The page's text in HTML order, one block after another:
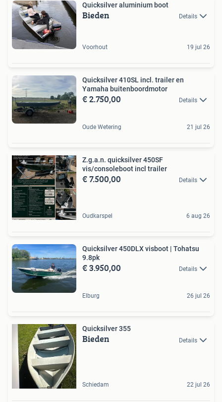
Quicksilver aluminium boot
Bieden Details
Voorhout 19 jul 26
Quicksilver 410SL incl. trailer en
Yamaha buitenboordmotor
€ 2.750,00 Details
Oude Wetering 21 jul 26
Z.g.a.n. quicksilver 450SF
vis/consoleboot incl trailer
€ 7.500,00 Details
Oudkarspel 6 aug 26
Quicksilver 450DLX visboot | Tohatsu
9.8pk
€ 3.950,00 Details
Elburg 26 jul 26
Quicksilver 355
Bieden Details
Schiedam 22 jul 26